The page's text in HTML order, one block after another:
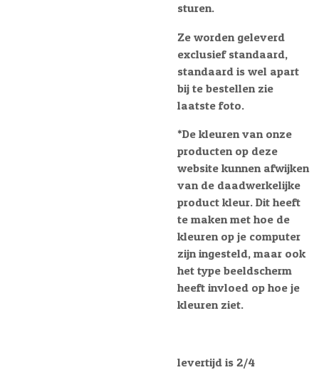
sturen.
Ze worden geleverd
exclusief standaard,
standaard is wel apart
bij te bestellen zie
laatste foto.
*De kleuren van onze
producten op deze
website kunnen afwijken
van de daadwerkelijke
product kleur. Dit heeft
te maken met hoe de
kleuren op je computer
zijn ingesteld, maar ook
het type beeldscherm
heeft invloed op hoe je
kleuren ziet.
levertijd is 2/4